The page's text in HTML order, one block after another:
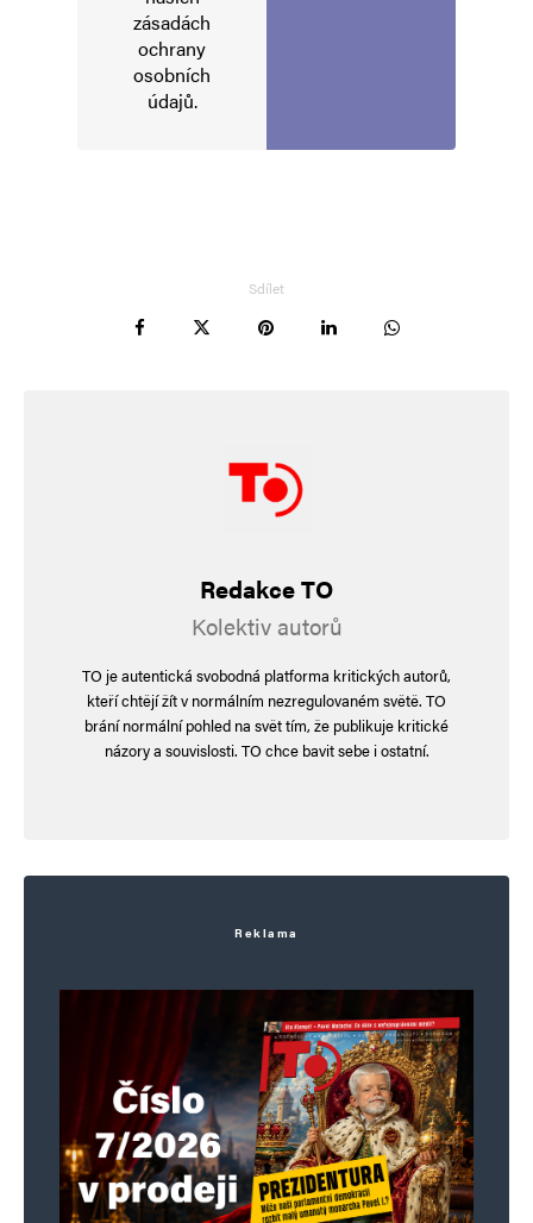
Vaše e-mailová adresa nebude zveřejněna.
Webová stránka
Informujte mě o nových příspěvcích e-mailem.
Alternative:
zásadách
ochrany
osobních
údajů.
Sdílet
Redakce TO
Kolektiv autorů
TO je autentická svobodná platforma kritických autorů,
kteří chtějí žít v normálním nezregulovaném světě. TO
brání normální pohled na svět tím, že publikuje kritické
názory a souvislosti. TO chce bavit sebe i ostatní.
Reklama